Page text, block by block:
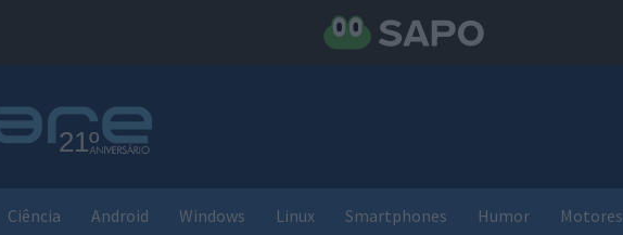
Ciência Android Windows Linux Smartphones Humor Motores